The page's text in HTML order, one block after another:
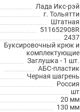
Лада Икс-рэй
г. Тольятти
Штатная
511652908R
2437
Буксировочный крюк и
комплектующие
Заглушка - 1 шт.
АБС-пластик
Черная шагрень
Россия
шт
20 мм
130 мм